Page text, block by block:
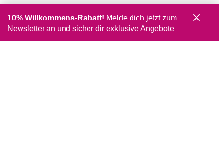
10% Willkommens-Rabatt! Melde dich jetzt zum
Newsletter an und sicher dir exklusive Angebote!